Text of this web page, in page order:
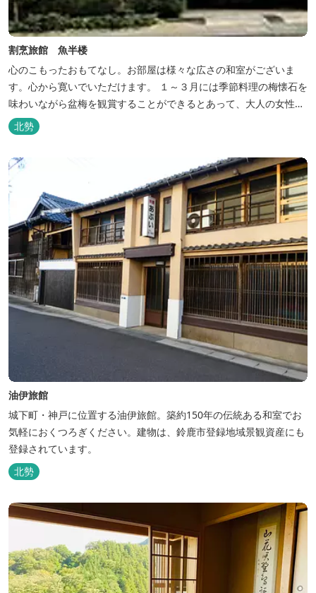
割烹旅館 魚半楼
心のこもったおもてなし。お部屋は様々な広さの和室がございま
す。心から寛いでいただけます。 １～３月には季節料理の梅懐石を
味わいながら盆梅を観賞することができるとあって、大人の女性に
も人気です。
北勢
油伊旅館
城下町・神戸に位置する油伊旅館。築約150年の伝統ある和室でお
気軽におくつろぎください。建物は、鈴鹿市登録地域景観資産にも
登録されています。
北勢